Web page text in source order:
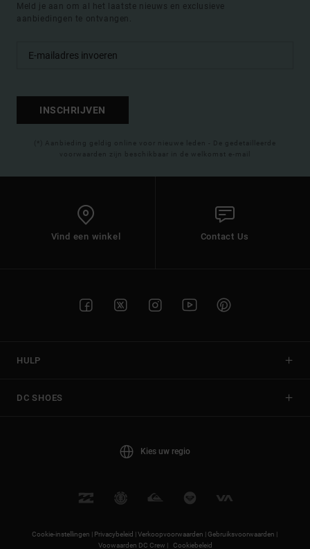
Meld je aan om al het laatste nieuws en exclusieve
aanbiedingen te ontvangen.
INSCHRIJVEN
(*) Aanbieding geldig online voor nieuwe leden - De gedetailleerde
voorwaarden zijn beschikbaar in de welkomst e-mail
Vind een winkel Contact Us
HULP
DC SHOES
Kies uw regio
Cookie-instellingen | Privacybeleid |Verkoopvoorwaarden |Gebruiksvoorwaarden |
Voowaarden DC Crew |
Cookiebeleid